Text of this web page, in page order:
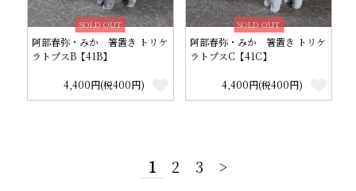
SOLD OUT
阿部春弥・みか 箸置き トリケ
ラトプスB【41B】
4,400円(税400円)
SOLD OUT
阿部春弥・みか 箸置き トリケ
ラトプスC【41C】
4,400円(税400円)
1 2 3 >